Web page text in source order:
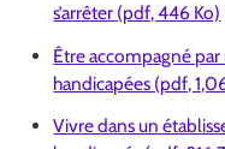
s’arrêter (pdf, 446 Ko)
Être accompagné
handicapées (pdf,
Vivre dans un